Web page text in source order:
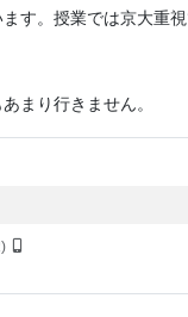
す。授業では京大重
まり行きません。